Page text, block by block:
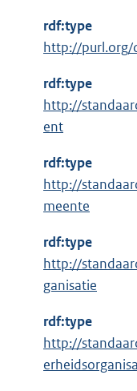
rdf:type
E
t
e
r
e
n
k
:
http://purl.org/
rdf:type
http://
ent
rdf:type
http://
meente
rdf:type
http://
ganisatie
rdf:type
http://